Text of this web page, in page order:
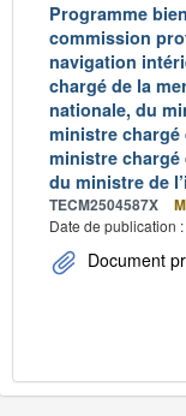
Programme
commission
navigation
chargé de la
nationale, du
ministre chargé
ministre
du ministre de
TECM2504587X
Date de publication
Document